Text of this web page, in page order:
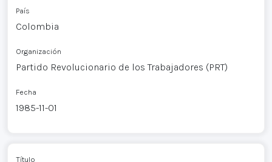
País
Colombia
Organización
Partido Revolucionario de los Trabajadores (PRT)
Fecha
1985-11-01
Título